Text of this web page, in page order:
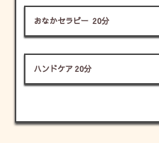
おなかセラピー
ハンドケア 20